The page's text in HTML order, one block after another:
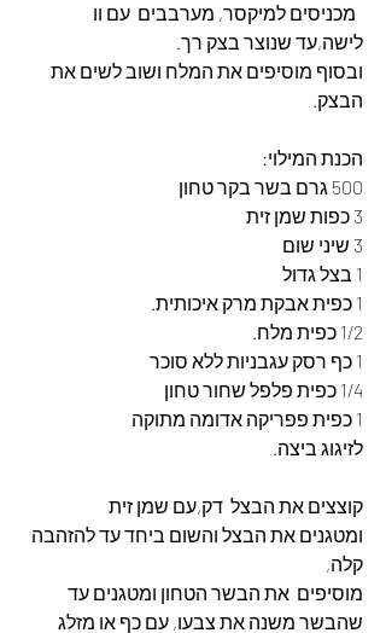
  מכניסים למיקסר, מערבבים  עם וו
לישה,עד שנוצר בצק רך.
ובסוף מוסיפים את המלח ושוב לשים את
הבצק.
הכנת המילוי:
500 גרם בשר בקר טחון
3 כפות שמן זית
3 שיני שום
1 בצל גדול
1 כפית אבקת מרק איכותית.
1/2 כפית מלח.
1 כף רסק עגבניות ללא סוכר
1/4 כפית פלפל שחור טחון
1 כפית פפריקה אדומה מתוקה
לזיגוג ביצה.
קוצצים את הבצל  דק,עם שמן זית
ומטגנים את הבצל והשום ביחד עד להזהבה
קלה,
מוסיפים  את הבשר הטחון ומטגנים עד
שהבשר משנה את צבעו, עם כף או מזלג